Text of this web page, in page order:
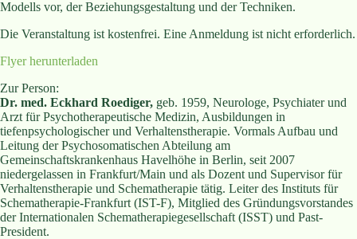
Modells vor, der Beziehungsgestaltung und der Techniken.
Die Veranstaltung ist kostenfrei. Eine Anmeldung ist nicht erforderlich.
Flyer herunterladen
Zur Person:
Dr. med. Eckhard Roediger, geb. 1959, Neurologe, Psychiater und
Arzt für Psychotherapeutische Medizin, Ausbildungen in
tiefenpsychologischer und Verhaltenstherapie. Vormals Aufbau und
Leitung der Psychosomatischen Abteilung am
Gemeinschaftskrankenhaus Havelhöhe in Berlin, seit 2007
niedergelassen in Frankfurt/Main und als Dozent und Supervisor für
Verhaltenstherapie und Schematherapie tätig. Leiter des Instituts für
Schematherapie-Frankfurt (IST-F), Mitglied des Gründungsvorstandes
der Internationalen Schematherapiegesellschaft (ISST) und Past-
President.